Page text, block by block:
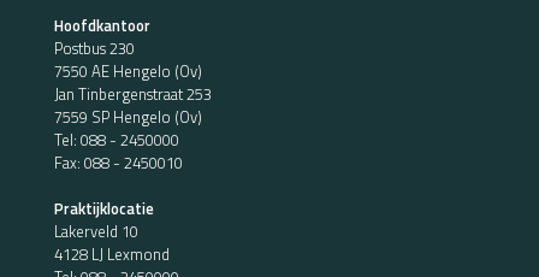
Hoofdkantoor
Postbus 230
7550 AE Hengelo (Ov)
Jan Tinbergenstraat 253
7559 SP Hengelo (Ov)
Tel: 088 - 2450000
Fax: 088 - 2450010
Praktijklocatie
Lakerveld 10
4128 LJ Lexmond